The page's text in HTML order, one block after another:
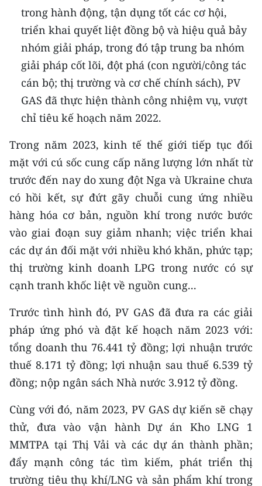
RADIO
MEDIA CENTER
E-Magazine
Video
Media Chính trị
Media Kinh tế
Media Văn hóa
Media Xã hội
Media Pháp luật
Media Du lịch
Media Thể thao
Media Giáo dục
Media Y tế
Media Khoa học - Công nghệ
Media Môi trường
Ảnh
Infographic
trong hành động, tận dụng tốt các cơ hội,
triển khai quyết liệt đồng bộ và hiệu quả bảy
nhóm giải pháp, trong đó tập trung ba nhóm
giải pháp cốt lõi, đột phá (con người/công tác
cán bộ; thị trường và cơ chế chính sách), PV
GAS đã thực hiện thành công nhiệm vụ, vượt
chỉ tiêu kế hoạch năm 2022.
Trong năm 2023, kinh tế thế giới tiếp tục đối
mặt với cú sốc cung cấp năng lượng lớn nhất từ
trước đến nay do xung đột Nga và Ukraine chưa
có hồi kết, sự đứt gãy chuỗi cung ứng nhiều
hàng hóa cơ bản, nguồn khí trong nước bước
vào giai đoạn suy giảm nhanh; việc triển khai
các dự án đối mặt với nhiều khó khăn, phức tạp;
thị trường kinh doanh LPG trong nước có sự
cạnh tranh khốc liệt về nguồn cung...
Trước tình hình đó, PV GAS đã đưa ra các giải
pháp ứng phó và đặt kế hoạch năm 2023 với:
tổng doanh thu 76.441 tỷ đồng; lợi nhuận trước
thuế 8.171 tỷ đồng; lợi nhuận sau thuế 6.539 tỷ
đồng; nộp ngân sách Nhà nước 3.912 tỷ đồng.
Cùng với đó, năm 2023, PV GAS dự kiến sẽ chạy
thử, đưa vào vận hành Dự án Kho LNG 1
MMTPA tại Thị Vải và các dự án thành phần;
đẩy mạnh công tác tìm kiếm, phát triển thị
trường tiêu thụ khí/LNG và sản phẩm khí trong